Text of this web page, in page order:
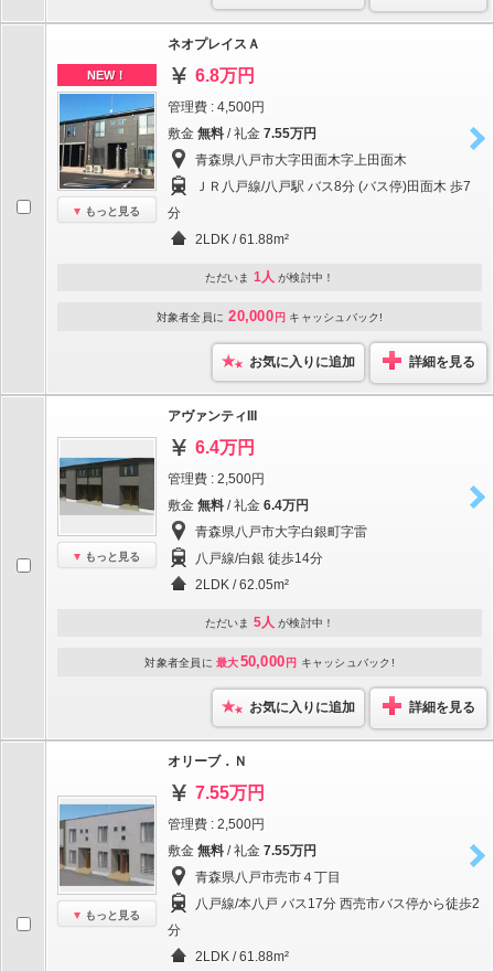
NEW！
もっと見る
ネオプレイスＡ
6.8万円
管理費 : 4,500円
敷金 無料 / 礼金 7.55万円
青森県八戸市大字田面木字上田面木
ＪＲ八戸線/八戸駅 バス8分 (バス停)田面木 歩7
分
2LDK / 61.88m²
ただいま 1人 が検討中！
対象者全員に 20,000 円 キャッシュバック!
お気に入りに追加 詳細を見る
もっと見る
アヴァンティIII
6.4万円
管理費 : 2,500円
敷金 無料 / 礼金 6.4万円
青森県八戸市大字白銀町字雷
八戸線/白銀 徒歩14分
2LDK / 62.05m²
ただいま 5人 が検討中！
対象者全員に 最大50,000 円 キャッシュバック!
お気に入りに追加 詳細を見る
もっと見る
オリーブ．Ｎ
7.55万円
管理費 : 2,500円
敷金 無料 / 礼金 7.55万円
青森県八戸市売市４丁目
八戸線/本八戸 バス17分 西売市バス停から徒歩2
分
2LDK / 61.88m²